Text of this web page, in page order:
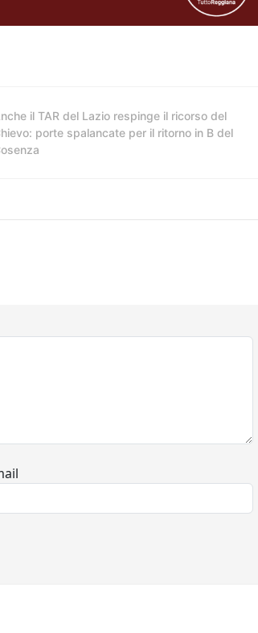
il TAR del Lazio respinge il ricorso del
porte spalancate per il ritorno in B del